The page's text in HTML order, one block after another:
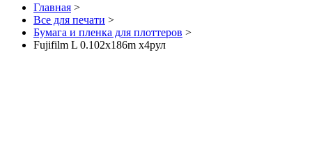
Главная >
Все для печати >
Бумага и пленка для плоттеров >
Fujifilm L 0.102x186m х4рул